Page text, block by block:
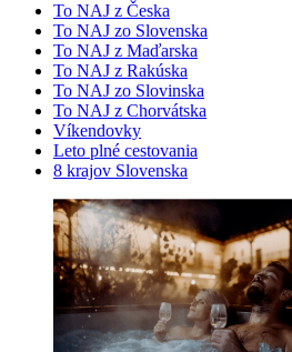
To NAJ z Česka
To NAJ zo Slovenska
To NAJ z Maďarska
To NAJ z Rakúska
To NAJ zo Slovinska
To NAJ z Chorvátska
Víkendovky
Leto plné cestovania
8 krajov Slovenska